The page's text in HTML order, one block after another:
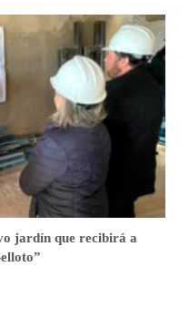
jardín que recibirá a